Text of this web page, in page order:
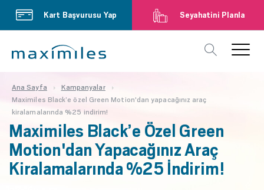
Kart Başvurusu Yap Seyahatini Planla
Ana Sayfa
Kampanyalar
Maximiles Black’e özel Green Motion'dan yapacağınız araç
kiralamalarında %25 indirim!
Maximiles Black’e Özel Green
Motion'dan Yapacağınız Araç
Kiralamalarında %25 İndirim!